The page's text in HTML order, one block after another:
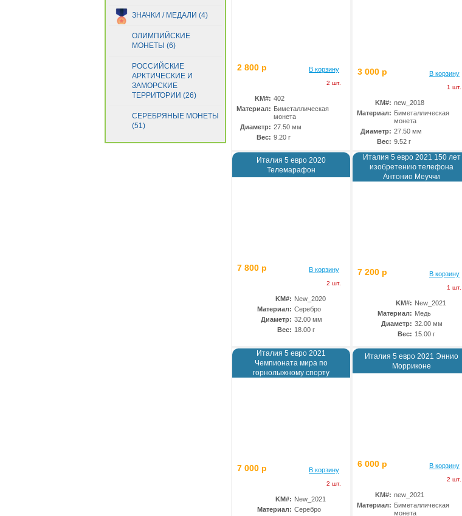
ЗНАЧКИ / МЕДАЛИ (4)
ОЛИМПИЙСКИЕ
МОНЕТЫ (6)
РОССИЙСКИЕ
АРКТИЧЕСКИЕ И
ЗАМОРСКИЕ
ТЕРРИТОРИИ (26)
СЕРЕБРЯНЫЕ МОНЕТЫ
(51)
2 800 р В корзину
2 шт.
KM#: 402
Материал: Биметаллическая
монета
Диаметр: 27.50 мм
Вес: 9.20 г
3 000 р В корзину
1 шт.
KM#: new_2018
Материал: Биметаллическая
монета
Диаметр: 27.50 мм
Вес: 9.52 г
Италия 5 евро 2020
Телемарафон
7 800 р В корзину
2 шт.
KM#: New_2020
Материал: Серебро
Диаметр: 32.00 мм
Вес: 18.00 г
Италия 5 евро 2021 150 лет
изобретению телефона
Антонио Меуччи
7 200 р В корзину
1 шт.
KM#: New_2021
Материал: Медь
Диаметр: 32.00 мм
Вес: 15.00 г
Италия 5 евро 2021
Чемпионата мира по
горнолыжному спорту
7 000 р В корзину
2 шт.
KM#: New_2021
Материал: Серебро
Италия 5 евро 2021 Эннио
Морриконе
6 000 р В корзину
2 шт.
KM#: new_2021
Материал: Биметаллическая
монета